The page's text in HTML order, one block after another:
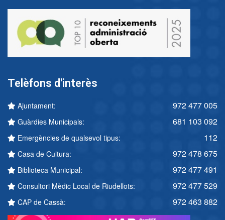
Telèfons d'interès
Ajuntament: 972 477 005
Guàrdies Municipals: 681 103 092
Emergències de qualsevol tipus: 112
Casa de Cultura: 972 478 675
Biblioteca Municipal: 972 477 491
Consultori Mèdic Local de Riudellots: 972 477 529
CAP de Cassà: 972 463 882